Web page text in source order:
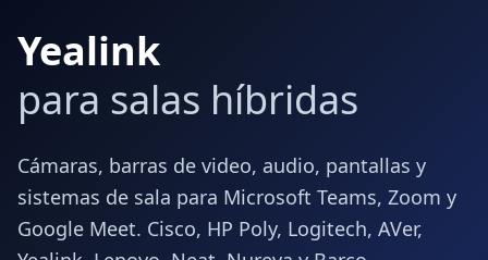
Yealink
para salas híbridas
Cámaras, barras de video, audio, pantallas y
sistemas de sala para Microsoft Teams, Zoom y
Google Meet. Cisco, HP Poly, Logitech, AVer,